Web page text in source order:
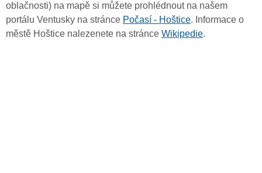
oblačnosti) na mapě si můžete prohlédnout na našem
portálu Ventusky na stránce Počasí - Hoštice. Informace o
městě Hoštice nalezenete na stránce Wikipedie.